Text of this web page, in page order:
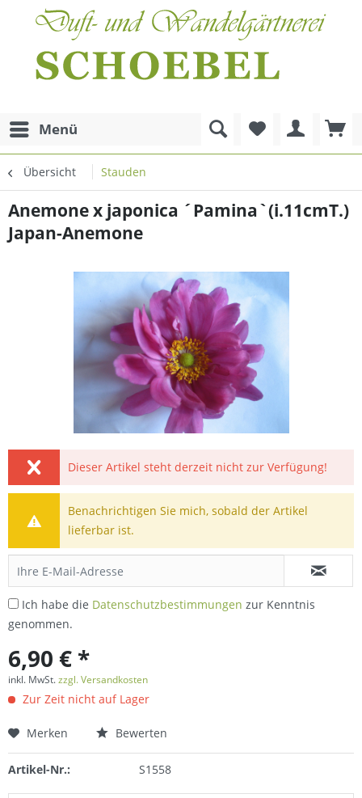
Menü
Übersicht Stauden
Anemone x japonica ´Pamina`(i.11cmT.)
Japan-Anemone
Dieser Artikel steht derzeit nicht zur Verfügung!
Benachrichtigen Sie mich, sobald der Artikel
lieferbar ist.
Ich habe die Datenschutzbestimmungen zur Kenntnis
genommen.
6,90 € *
inkl. MwSt.zzgl. Versandkosten
Zur Zeit nicht auf Lager
Merken Bewerten
Artikel-Nr.: S1558